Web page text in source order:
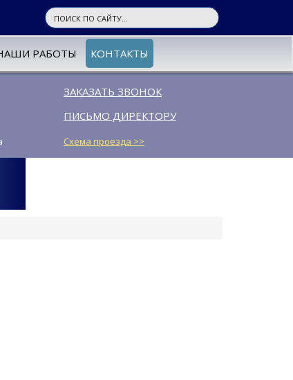
РАБОТЫ КОНТАКТЫ
ЗАКАЗАТЬ ЗВОНОК
ПИСЬМО ДИРЕКТОРУ
Схема проезда >>